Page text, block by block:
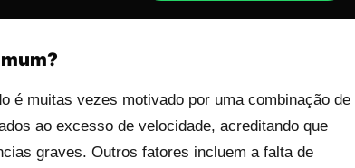
é muitas vezes motivado por uma combinação de
ao excesso de velocidade, acreditando que
graves. Outros fatores incluem a falta de